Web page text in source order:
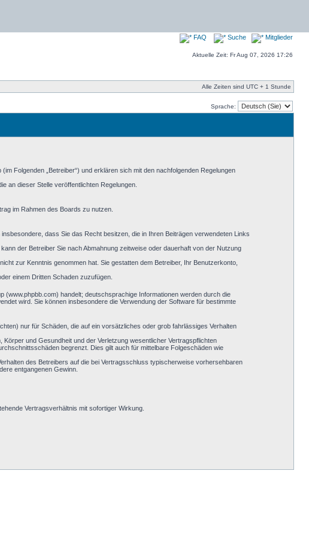
FAQ Suche Mitglieder
Aktuelle Zeit: Fr Aug 07, 2026 17:26
Alle Zeiten sind UTC + 1 Stunde
Sprache:
Folgenden „Betreiber“) und erklären sich mit den nachfolgenden Regelungen
an dieser Stelle veröffentlichten Regelungen.
im Rahmen des Boards zu nutzen.
dass Sie das Recht besitzen, die in Ihren Beiträgen verwendeten Links
der Betreiber Sie nach Abmahnung zeitweise oder dauerhaft von der Nutzung
zur Kenntnis genommen hat. Sie gestatten dem Betreiber, Ihr Benutzerkonto,
einem Dritten Schaden zuzufügen.
handelt; deutschsprachige Informationen werden durch die
wird. Sie können insbesondere die Verwendung der Software für bestimmte
nur für Schäden, die auf ein vorsätzliches oder grob fahrlässiges Verhalten
und Gesundheit und der Verletzung wesentlicher Vertragspflichten
begrenzt. Dies gilt auch für mittelbare Folgeschäden wie
des Betreibers auf die bei Vertragsschluss typischerweise vorhersehbaren
entgangenen Gewinn.
Vertragsverhältnis mit sofortiger Wirkung.